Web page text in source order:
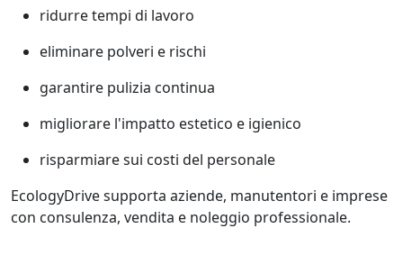
ridurre tempi di lavoro
eliminare polveri e rischi
garantire pulizia continua
migliorare l'impatto estetico e igienico
risparmiare sui costi del personale
EcologyDrive supporta aziende, manutentori e imprese
con consulenza, vendita e noleggio professionale.